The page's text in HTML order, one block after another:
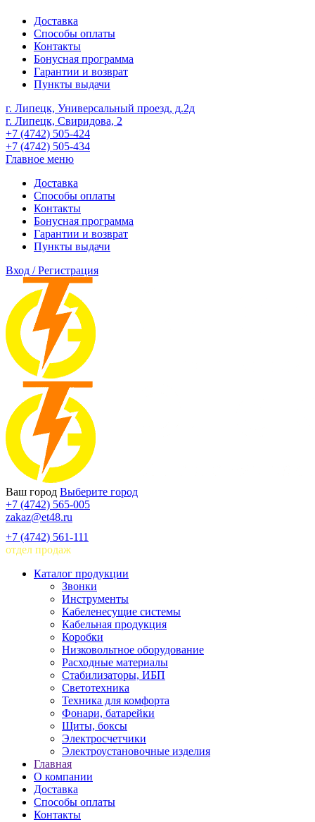
Доставка
Способы оплаты
Контакты
Бонусная программа
Гарантии и возврат
Пункты выдачи
г. Липецк, Универсальный проезд, д.2д
г. Липецк, Свиридова, 2
+7 (4742) 505-424
+7 (4742) 505-434
Главное меню
Доставка
Способы оплаты
Контакты
Бонусная программа
Гарантии и возврат
Пункты выдачи
Вход / Регистрация
Ваш город Выберите город
+7 (4742) 565-005
zakaz@et48.ru
+7 (4742) 561-111
отдел продаж
Каталог продукции
Звонки
Инструменты
Кабеленесущие системы
Кабельная продукция
Коробки
Низковольтное оборудование
Расходные материалы
Стабилизаторы, ИБП
Светотехника
Техника для комфорта
Фонари, батарейки
Щиты, боксы
Электросчетчики
Электроустановочные изделия
Главная
О компании
Доставка
Способы оплаты
Контакты